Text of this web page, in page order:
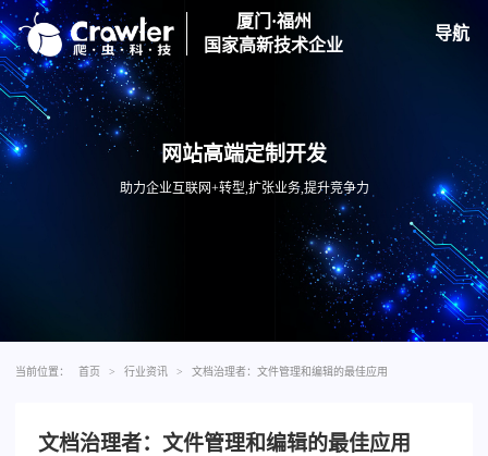
厦门·福州
国家高新技术企业
导航
网站高端定制开发
助力企业互联网+转型,扩张业务,提升竞争力
当前位置： 首页 > 行业资讯 > 文档治理者：文件管理和编辑的最佳应用
文档治理者：文件管理和编辑的最佳应用